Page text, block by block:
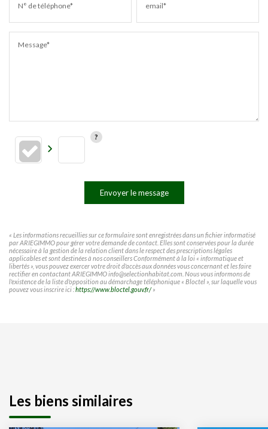
N° de téléphone* email*
Message*
Envoyer le message
« Les informations recueillies sur ce formulaire sont enregistrées dans un fichier informatisé
par ARIEGIMMO pour gérer votre demande de contact. Elles sont conservées pour la durée
nécessaire à la gestion de la relation client dans le respect des prescriptions légales
applicables et sont destinées à nos conseillers Conformément à la loi « informatique et
libertés », vous pouvez exercer votre droit d'accès aux données vous concernant et les faire
rectifier en contactant ARIEGIMMO info@selectionhabitat.com. Nous vous informons de
l'existence de la liste d'opposition au démarchage téléphonique « Bloctel », sur laquelle vous
pouvez vous inscrire ici :https://www.bloctel.gouv.fr/»
Les biens similaires